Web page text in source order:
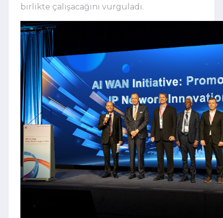
birlikte çalışacağını vurguladı.